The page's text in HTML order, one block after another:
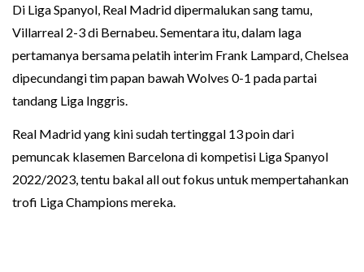
Di Liga Spanyol, Real Madrid dipermalukan sang tamu,
Villarreal 2-3 di Bernabeu. Sementara itu, dalam laga
pertamanya bersama pelatih interim Frank Lampard, Chelsea
dipecundangi tim papan bawah Wolves 0-1 pada partai
tandang Liga Inggris.
Real Madrid yang kini sudah tertinggal 13 poin dari
pemuncak klasemen Barcelona di kompetisi Liga Spanyol
2022/2023, tentu bakal all out fokus untuk mempertahankan
trofi Liga Champions mereka.